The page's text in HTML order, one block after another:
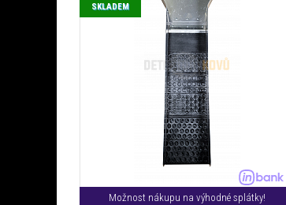
Možnost nákupu na výhodné splátky!
SKLADEM